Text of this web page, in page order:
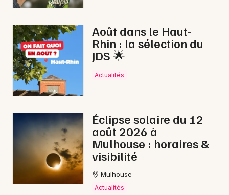
Août dans le Haut-
Rhin : la sélection du
JDS 🌟
Actualités
Éclipse solaire du 12
août 2026 à
Mulhouse : horaires &
visibilité
Mulhouse
Actualités